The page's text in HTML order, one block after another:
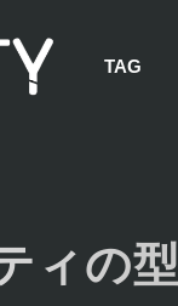
TAG
ィの型